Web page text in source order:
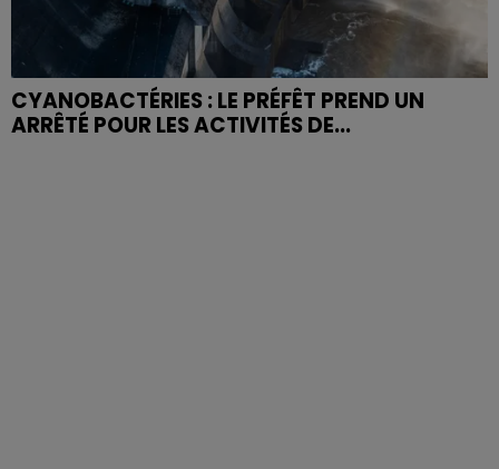
CYANOBACTÉRIES : LE PRÉFÊT PREND UN
ARRÊTÉ POUR LES ACTIVITÉS DE...